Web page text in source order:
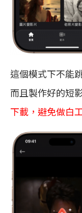
這個模式下不能
而且製作好的短
下載，避免做白